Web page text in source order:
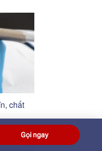
chất
Gọi ngay